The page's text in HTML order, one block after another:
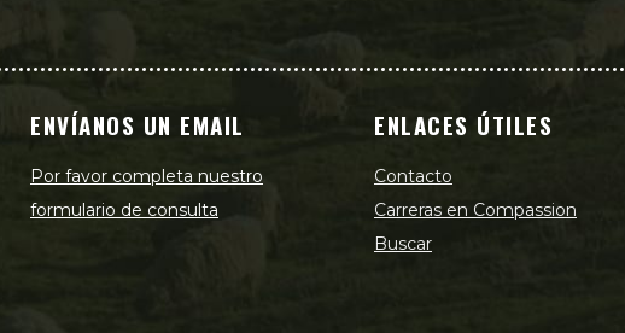
ENVÍANOS UN EMAIL
Por favor completa nuestro
formulario de consulta
ENLACES ÚTILES
Contacto
Carreras en Compassion
Buscar